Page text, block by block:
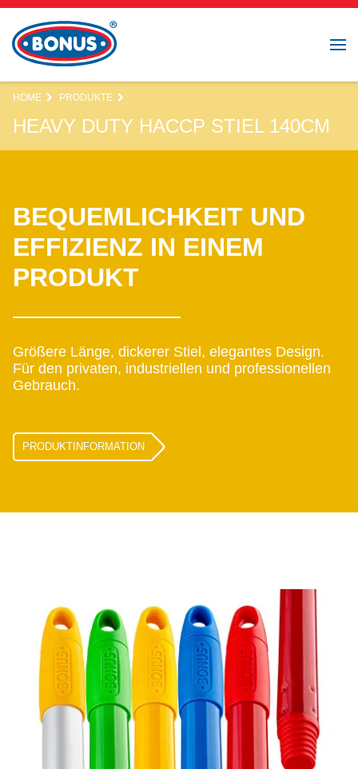
HOME PRODUKTE
HEAVY DUTY HACCP STIEL 140CM
BEQUEMLICHKEIT UND
EFFIZIENZ IN EINEM
PRODUKT
Größere Länge, dickerer Stiel, elegantes Design.
Für den privaten, industriellen und professionellen
Gebrauch.
PRODUKTINFORMATION